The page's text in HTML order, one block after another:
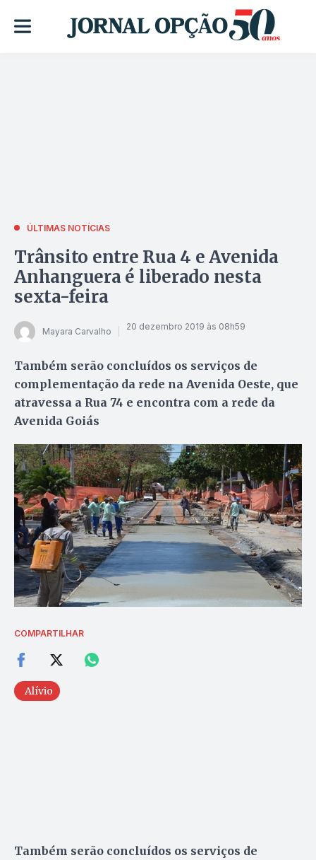
ÚLTIMAS NOTÍCIAS
Trânsito entre Rua 4 e Avenida
Anhanguera é liberado nesta
sexta-feira
Mayara Carvalho 20 dezembro 2019 às 08h59
Também serão concluídos os serviços de
complementação da rede na Avenida Oeste, que
atravessa a Rua 74 e encontra com a rede da
Avenida Goiás
COMPARTILHAR
Alívio
Também serão concluídos os serviços de